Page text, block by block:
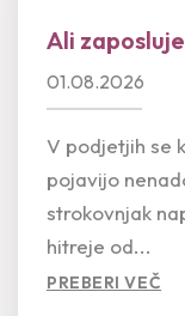
Ali
01.08.2026
V podjetjih se
pojavijo
strokovnjak
hitreje od...
PREBERI VEČ